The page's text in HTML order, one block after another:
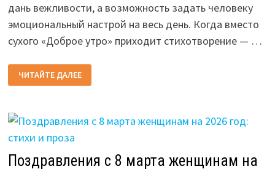
дань вежливости, а возможность задать человеку
эмоциональный настрой на весь день. Когда вместо
сухого «Доброе утро» приходит стихотворение — …
КРАСИВЫЕ
СТИХИ
С
ПОЖЕЛАНИЯ
ОТКРЫТОК
ЧИТАЙТЕ ДАЛЕЕ
Поздравления с 8 марта женщинам на